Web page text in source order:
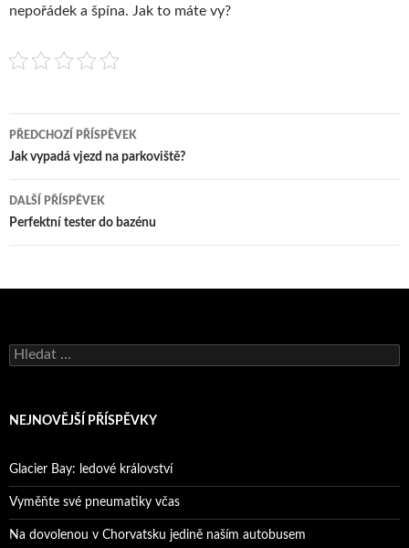
nepořádek a špína. Jak to máte vy?
Navigace
pro
příspěvky
PŘEDCHOZÍ PŘÍSPĚVEK
Jak vypadá vjezd na parkoviště?
DALŠÍ PŘÍSPĚVEK
Perfektní tester do bazénu
Vyhledávání
NEJNOVĚJŠÍ PŘÍSPĚVKY
Glacier Bay: ledové království
Vyměňte své pneumatiky včas
Na dovolenou v Chorvatsku jedině naším autobusem